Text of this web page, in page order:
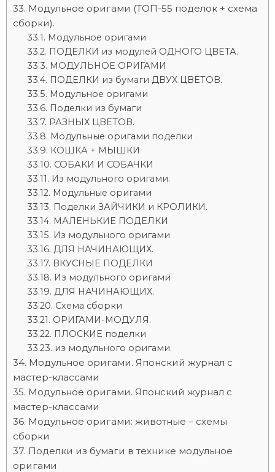
Модульное оригами (ТОП-55 поделок + схема
сборки).
Модульное оригами
ПОДЕЛКИ из модулей ОДНОГО ЦВЕТА.
МОДУЛЬНОЕ ОРИГАМИ
ПОДЕЛКИ из бумаги ДВУХ ЦВЕТОВ.
Модульное оригами
Поделки из бумаги
РАЗНЫХ ЦВЕТОВ.
Модульные оригами поделки
КОШКА + МЫШКИ
СОБАКИ И СОБАЧКИ
Из модульного оригами.
Модульные оригами
Поделки ЗАЙЧИКИ и КРОЛИКИ.
МАЛЕНЬКИЕ ПОДЕЛКИ
Из модульного оригами
ДЛЯ НАЧИНАЮЩИХ.
ВКУСНЫЕ ПОДЕЛКИ
Из модульного оригами
ДЛЯ НАЧИНАЮЩИХ.
Схема сборки
ОРИГАМИ-МОДУЛЯ.
ПЛОСКИЕ поделки
из модульного оригами.
Модульное оригами. Японский журнал с
мастер-классами
Модульное оригами. Японский журнал с
мастер-классами
Модульное оригами: животные – схемы
сборки
Поделки из бумаги в технике модульное
оригами